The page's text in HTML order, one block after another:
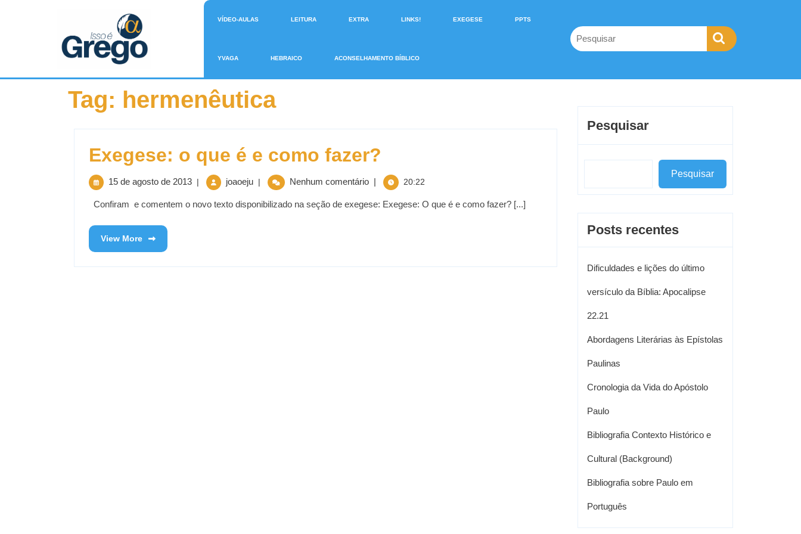
VÍDEO-AULAS LEITURA EXTRA LINKS! EXEGESE PPTS
YVAGA HEBRAICO ACONSELHAMENTO BÍBLICO
Tag: hermenêutica
Exegese: o que é e como fazer?
15 de agosto de 2013 | joaoeju | Nenhum comentário | 20:22
Confiram e comentem o novo texto disponibilizado na seção de exegese: Exegese: O que é e como fazer? [...]
View More
Pesquisar
Pesquisar
Posts recentes
Dificuldades e lições do último
versículo da Bíblia: Apocalipse
22.21
Abordagens Literárias às Epístolas
Paulinas
Cronologia da Vida do Apóstolo
Paulo
Bibliografia Contexto Histórico e
Cultural (Background)
Bibliografia sobre Paulo em
Português